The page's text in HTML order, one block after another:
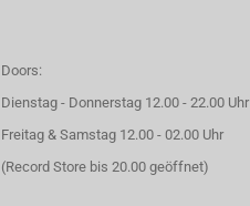
Doors:
Dienstag - Donnerstag 12.00 - 22.00 Uhr
Freitag & Samstag 12.00 - 02.00 Uhr
(Record Store bis 20.00 geöffnet)